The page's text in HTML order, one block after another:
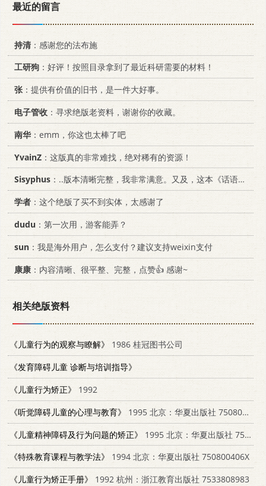
最近的留言
持清 ：感谢您的法布施
工研狗 ：好评！按照目录拿到了最近科研需要的材料！
张：提供有价值的旧书，是一件大好事。
电子管收 ：寻求绝版老资料，谢谢你的收藏。
南华：emm，你这也太棒了吧
YvainZ ：这版真的非常难找，绝对稀有的资源！
Sisyphus ：..版本清晰完整，我非常满意。又及，这本《话语的真相》...
学者 ：这个绝版了买不到实体，太感谢了
dudu ：第一次用，游客能弄？
sun ：我是海外用户，怎么支付？建议支持weixin支付
康康 ：内容清晰、很平整、完整，点赞👍 感谢~
相关绝版资料
《儿童行为的观察与瞭解》
1986 桂冠图书公司
《发育障碍儿童 诊断与培训指导》
《儿童行为矫正》
1992
《听觉障碍儿童的心理与教育》
1995 北京：华夏出版社 7508006151
《儿童精神障碍及行为问题的矫正》
1995 北京：华夏出版社 7508005325
《特殊教育课程与教学法》
1994 北京：华夏出版社 750800406X
《儿童行为矫正手册》
1992 杭州：浙江教育出版社 7533808983